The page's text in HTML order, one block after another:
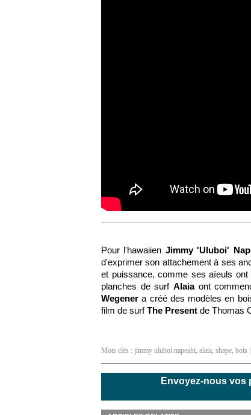
Pour l'hawaiien Jimmy 'Uluboi'
d'exprimer son attachement à ses
et puissance, comme ses aïeuls
planches de surf Alaiaont
Wegener a créé des modèles en
film de surfThe Present de Thomas
Mots clés : jimmy uluboi napeahi, alaia, shape, bois
Envoyez-nous vos